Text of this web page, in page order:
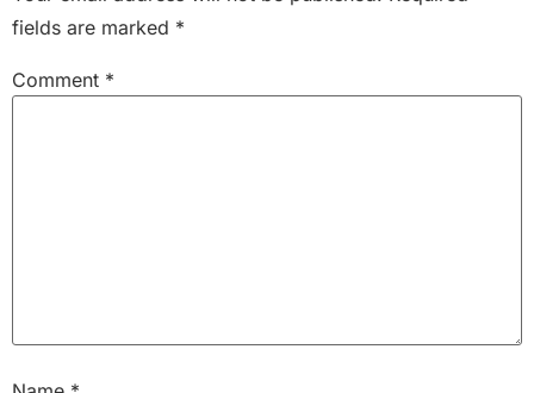
fields are marked *
Comment *